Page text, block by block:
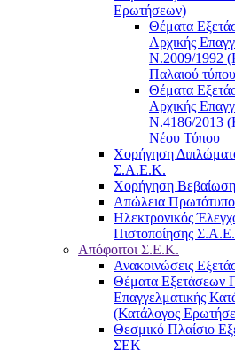
Ερωτήσεων)
Θέματα
Αρχικής
Ν.2009/1992
Παλαιού τύπου
Θέματα
Αρχικής
Ν.4186/2013
Νέου Τύπου
Χορήγηση
Σ.Α.Ε.Κ.
Χορήγηση
Απώλεια
Ηλεκτρονικός
Πιστοποίησης
Απόφοιτοι Σ.Ε.Κ.
Ανακοινώσεις
Θέματα Εξετάσεων
Επαγγελματικής
(Κατάλογος
Θεσμικό Πλαίσιο
ΣΕΚ